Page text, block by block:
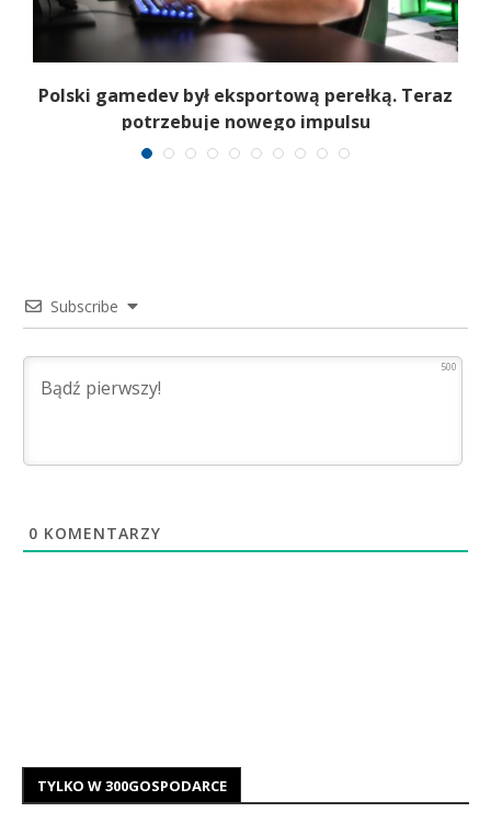
Polski gamedev był eksportową perełką. Teraz
potrzebuje nowego impulsu
Subscribe
500
0 KOMENTARZY
TYLKO W 300GOSPODARCE